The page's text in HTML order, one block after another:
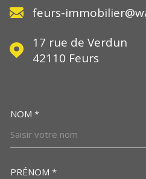
feurs-
17 rue de Verdun
42110
Feurs
NOM *
PRÉNOM *